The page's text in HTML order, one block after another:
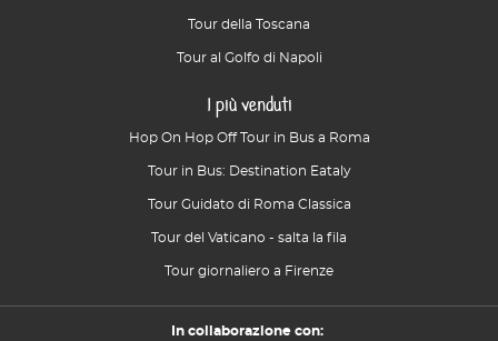
Tour della Toscana
Tour al Golfo di Napoli
I più venduti
Hop On Hop Off Tour in Bus a Roma
Tour in Bus: Destination Eataly
Tour Guidato di Roma Classica
Tour del Vaticano - salta la fila
Tour giornaliero a Firenze
In collaborazione con: